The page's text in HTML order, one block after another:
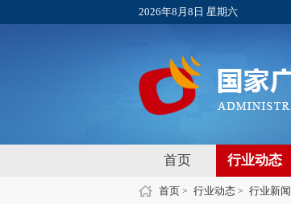
2026年8月8日 星期六
首页 行业动态
首页 > 行业动态 > 行业新闻